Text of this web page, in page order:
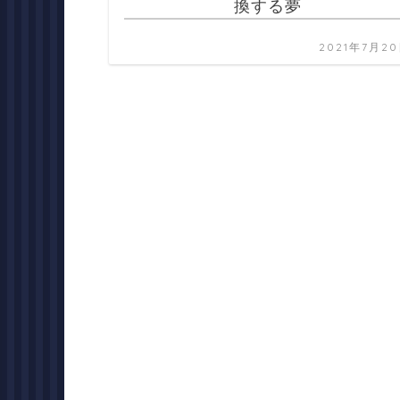
換する夢
2021年7月20